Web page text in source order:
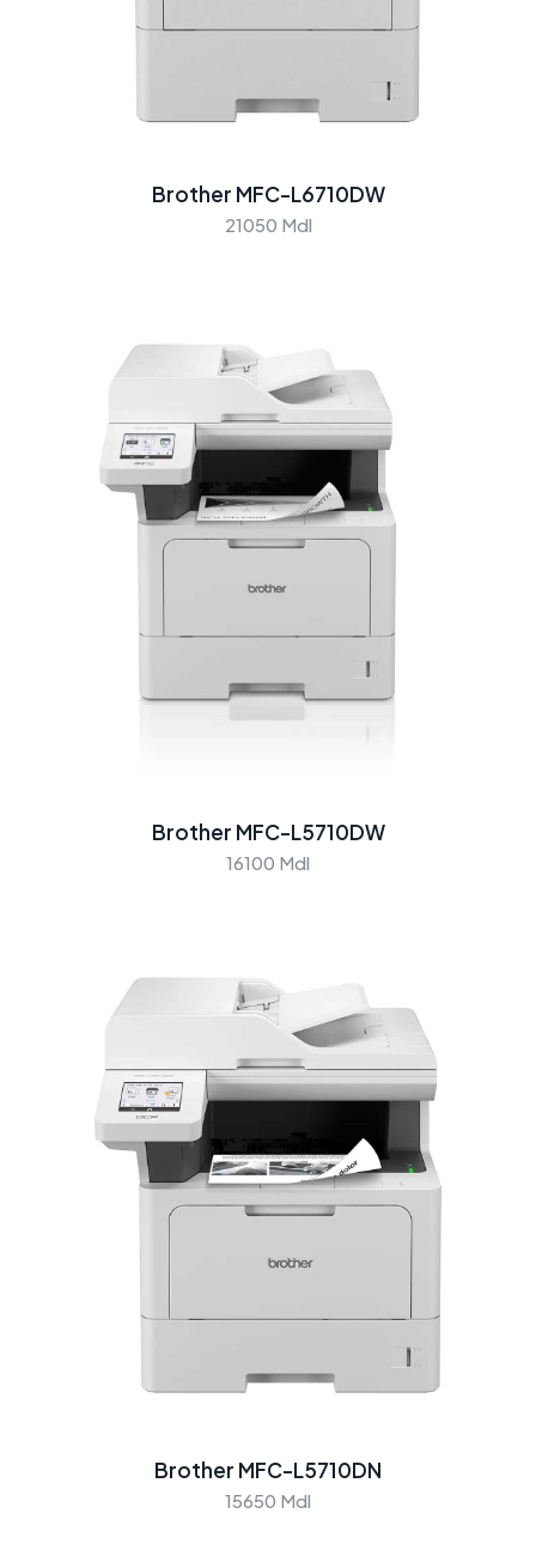
Brother MFC-L6710DW
21050 Mdl
Brother MFC-L5710DW
16100 Mdl
Brother MFC-L5710DN
15650 Mdl